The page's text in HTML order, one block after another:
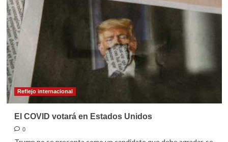
no
regresa
al
salón
Reflejo internacional
El COVID votará en Estados Unidos
0